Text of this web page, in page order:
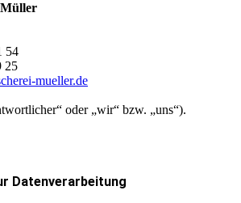
54
25
mueller.de
oder „wir“ bzw. „uns“).
Datenverarbeitung